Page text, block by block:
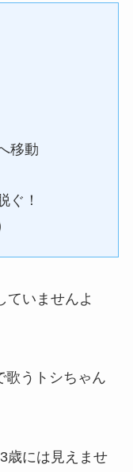
移動
ぐ！
ていませんよ
歌うトシちゃん
歳には見えませ